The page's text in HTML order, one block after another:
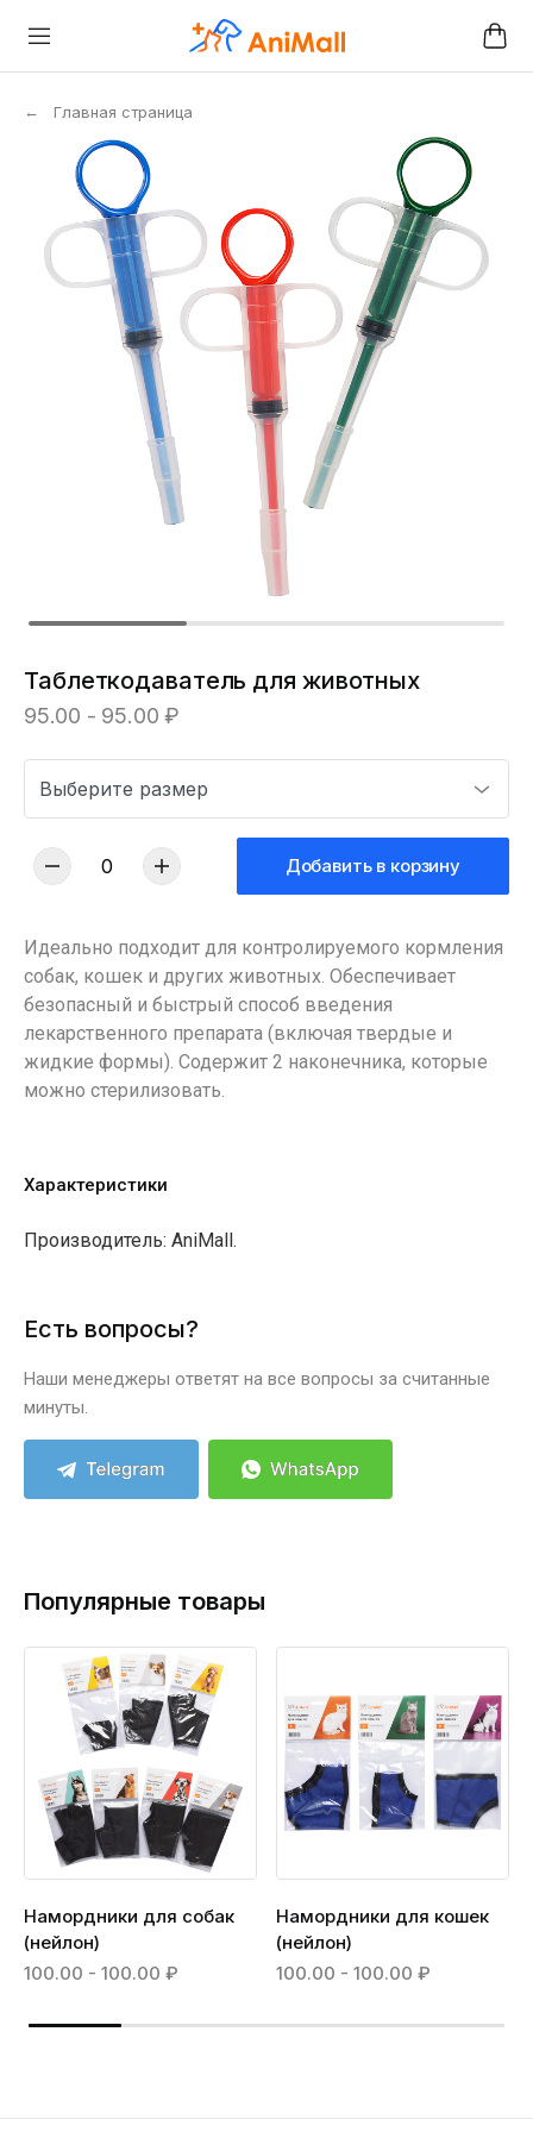
← Главная страница
Таблеткодаватель для животных
95.00 - 95.00 ₽
Добавить в корзину
Идеально подходит для контролируемого кормления
собак, кошек и других животных. Обеспечивает
безопасный и быстрый способ введения
лекарственного препарата (включая твердые и
жидкие формы). Содержит 2 наконечника, которые
можно стерилизовать.
Характеристики
Производитель: AniMall.
Есть вопросы?
Наши менеджеры ответят на все вопросы за считанные
минуты.
Популярные товары
Намордники для собак
(нейлон)
100.00 - 100.00 ₽
Намордники для кошек
(нейлон)
100.00 - 100.00 ₽